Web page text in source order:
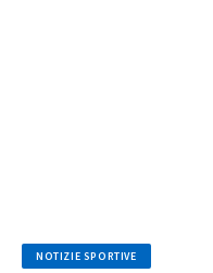
NOTIZIE SPORTIVE